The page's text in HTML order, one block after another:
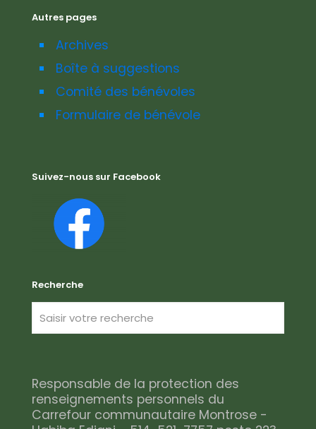
Autres pages
Archives
Boîte à suggestions
Comité des bénévoles
Formulaire de bénévole
Suivez-nous sur Facebook
Recherche
Responsable de la protection des
renseignements personnels du
Carrefour communautaire Montrose -